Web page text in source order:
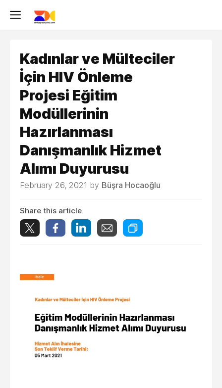
Kadınlar ve Mülteciler
İçin HIV Önleme
Projesi Eğitim
Modüllerinin
Hazırlanması
Danışmanlık Hizmet
Alımı Duyurusu
February 26, 2021 by Büşra Hocaoğlu
Share this article